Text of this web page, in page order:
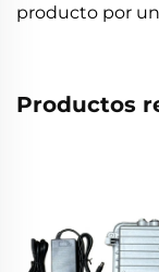
producto por
Productos